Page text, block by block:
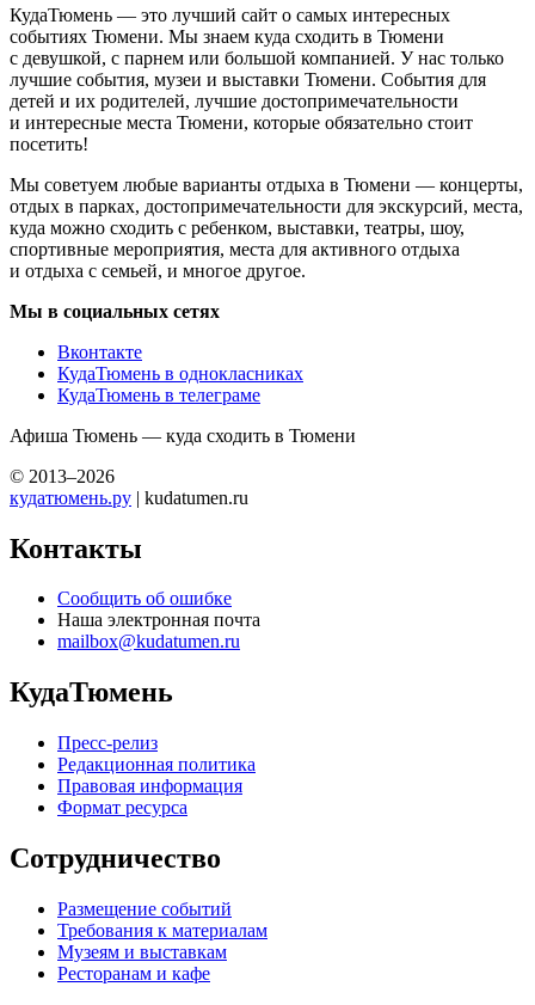
КудаТюмень — это лучший сайт о самых интересных
событиях Тюмени. Мы знаем куда сходить в Тюмени
с девушкой, с парнем или большой компанией. У нас только
лучшие события, музеи и выставки Тюмени. События для
детей и их родителей, лучшие достопримечательности
и интересные места Тюмени, которые обязательно стоит
посетить!
Мы советуем любые варианты отдыха в Тюмени — концерты,
отдых в парках, достопримечательности для экскурсий, места,
куда можно сходить с ребенком, выставки, театры, шоу,
спортивные мероприятия, места для активного отдыха
и отдыха с семьей, и многое другое.
Мы в социальных сетях
Вконтакте
КудаТюмень в однокласниках
КудаТюмень в телеграме
Афиша Тюмень — куда сходить в Тюмени
© 2013–2026
кудатюмень.ру | kudatumen.ru
Контакты
Сообщить об ошибке
Наша электронная почта
mailbox@kudatumen.ru
КудаТюмень
Пресс-релиз
Редакционная политика
Правовая информация
Формат ресурса
Сотрудничество
Размещение событий
Требования к материалам
Музеям и выставкам
Ресторанам и кафе